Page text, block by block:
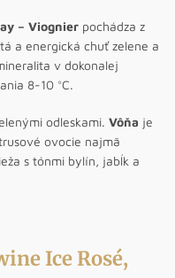
– Viognier pochádza z
a energická chuť zelene a
v dokonalej
8-10 °C.
odleskami. Vôňa je
ovocie najmä
s tónmi bylín, jabĺk a
Ice Rosé,